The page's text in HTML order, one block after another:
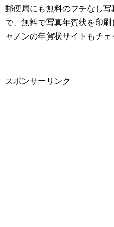
郵便局にも無料のフチなし
で、無料で写真年賀状を印
ャノンの年賀状サイトもチ
スポンサーリンク